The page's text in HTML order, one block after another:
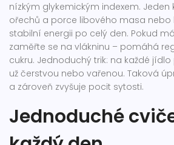
nízkým glykemickým indexem. Jeden
ořechů a porce libového masa nebo
stabilní energii po celý den. Pokud
zaměřte se na vlákninu – pomáhá
cukru. Jednoduchý trik: na každé
už čerstvou nebo vařenou. Taková
a zároveň zvyšuje pocit sytosti.
Jednoduché